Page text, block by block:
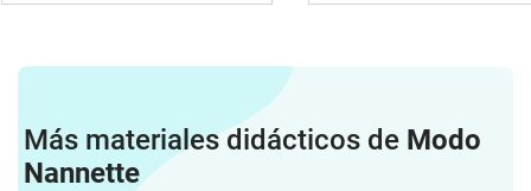
Más materiales didácticos de Modo
Nannette